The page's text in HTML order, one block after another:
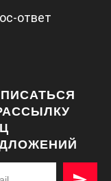
ответ